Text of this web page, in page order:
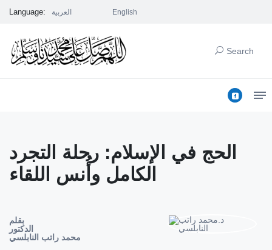
Language: العربية English
Search
الحج في الإسلام: رحلة التجرد
الكامل وأُنس اللقاء
بقلم
الدكتور
محمد راتب النابلسي